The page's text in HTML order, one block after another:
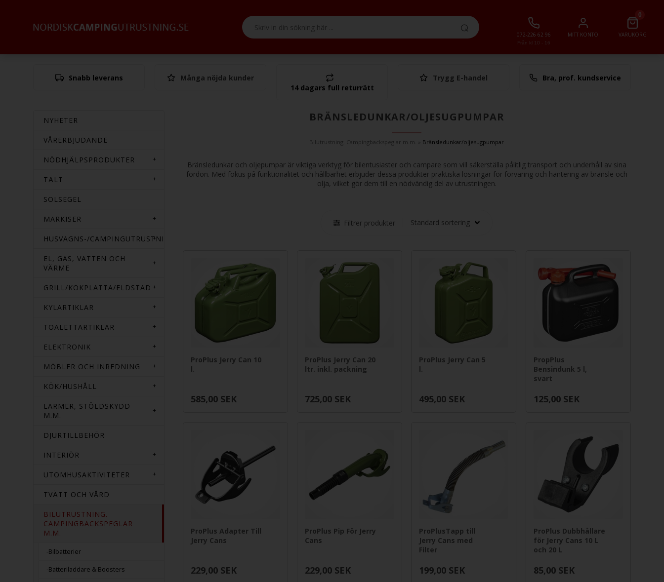
Från kl 10 - 16
072-226 62 96 MITT KONTO
0
VARUKORG
Totalt 0,00 SEK
Snabb leverans
Många nöjda kunder
14 dagars full returrätt
Trygg E-handel Bra, prof. kundservice
NYHETER
VÅRERBJUDANDE
NÖDHJÄLPSPRODUKTER
TÄLT
SOLSEGEL
MARKISER
HUSVAGNS-/CAMPINGUTRUSTNING
EL, GAS, VATTEN OCH
VÄRME
GRILL/KOKPLATTA/ELDSTAD
KYLARTIKLAR
TOALETTARTIKLAR
ELEKTRONIK
MÖBLER OCH INREDNING
KÖK/HUSHÅLL
LARMER, STÖLDSKYDD
M.M.
DJURTILLBEHÖR
INTERIÖR
UTOMHUSAKTIVITETER
TVÄTT OCH VÅRD
BILUTRUSTNING.
CAMPINGBACKSPEGLAR
M.M.
-Bilbatterier
-Batteriladdare & Boosters
BRÄNSLEDUNKAR/OLJESUGPUMPAR
Bilutrustning. Campingbackspeglar m.m. Bränsledunkar/oljesugpumpar
Bränsledunkar och oljepumpar är viktiga verktyg för bilentusiaster och campare som vill säkerställa pålitlig transport och underhåll av sina
fordon. Med fokus på funktionalitet och hållbarhet erbjuder dessa produkter praktiska lösningar för förvaring och hantering av bränsle och
olja, vilket gör dem till en nödvändig del av utrustningen.
Filtrer produkter
ProPlus Jerry Can 10
l.
585,00 SEK
ProPlus Jerry Can 20
ltr. inkl. packning
725,00 SEK
ProPlus Jerry Can 5
l.
495,00 SEK
PropPlus
Bensindunk 5 l,
svart
125,00 SEK
ProPlus Adapter Till
Jerry Cans
229,00 SEK
ProPlus Pip För Jerry
Cans
229,00 SEK
ProPlusTapp till
Jerry Cans med
Filter
199,00 SEK
ProPlus Dubbhållare
för Jerry Cans 10 L
och 20 L
85,00 SEK